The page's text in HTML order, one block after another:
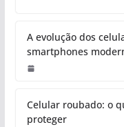
A evolução dos
smartphones
Celular roubado: o
proteger